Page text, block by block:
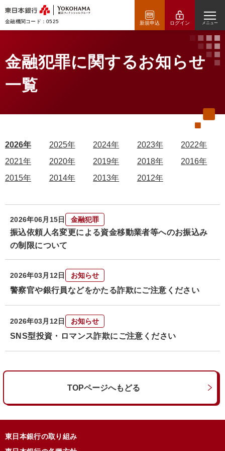
金融機関コード：0525 新規申込 ログイン メニュー
金融犯罪に関するお知らせ
一覧
2026年 2025年 2024年 2023年
2022年
2021年
2020年 2019年 2018年
2016年
2015年
2014年 2013年 2012年
2026年06月15日 金融犯罪
振込依頼人名変更による資金移動業者等へのお振込み
の制限について
2026年03月12日 お知らせ
警察官や銀行員などをかたる詐欺にご注意ください
2026年03月12日 お知らせ
SNS型投資・ロマンス詐欺にご注意ください
TOPページへもどる
東日本銀行の取り組み